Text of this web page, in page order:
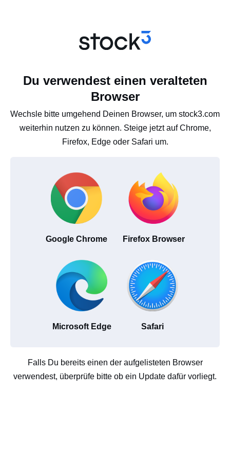
Du verwendest einen veralteten
Browser
Wechsle bitte umgehend Deinen Browser, um stock3.com
weiterhin nutzen zu können. Steige jetzt auf Chrome,
Firefox, Edge oder Safari um.
Google Chrome Firefox Browser
Microsoft Edge Safari
Falls Du bereits einen der aufgelisteten Browser
verwendest, überprüfe bitte ob ein Update dafür vorliegt.